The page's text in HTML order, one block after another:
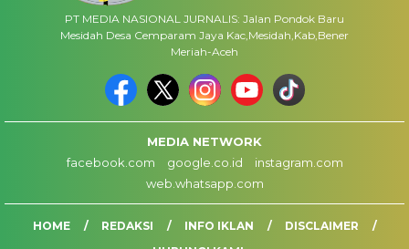
PT MEDIA NASIONAL JURNALIS: Jalan Pondok Baru
Mesidah Desa Cemparam Jaya Kac,Mesidah,Kab,Bener
Meriah-Aceh
MEDIA NETWORK
facebook.com
google.co.id
instagram.com
web.whatsapp.com
HOME REDAKSI INFO IKLAN
DISCLAIMER